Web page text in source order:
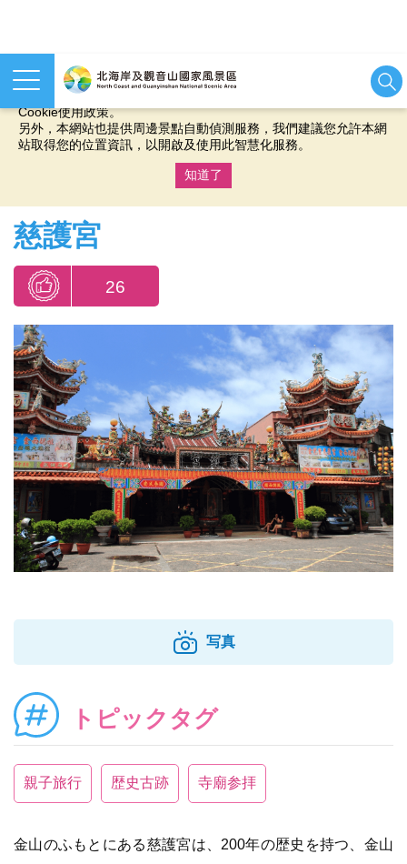
本網站使用cookies等相關技術以持續優化網站服務，並有助於為
您提供更佳的體驗，當您繼續使用本網站即表示您同意我們的
Cookie使用政策。
另外，本網站也提供周邊景點自動偵測服務，我們建議您允許本網
站取得您的位置資訊，以開啟及使用此智慧化服務。
知道了
慈護宮
26
写真
トピックタグ
親子旅行 歴史古跡 寺廟参拝
金山のふもとにある慈護宮は、200年の歴史を持つ、金山